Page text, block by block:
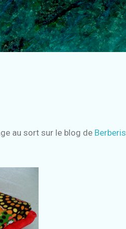
au sort sur le blog de Berberis